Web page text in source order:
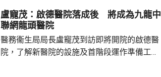
盧寵茂：啟德醫院落成後 將成為九龍中
聯網龍頭醫院
醫務衞生局局長盧寵茂到訪即將開院的啟德醫
院，了解新醫院的設施及首階段運作準備工